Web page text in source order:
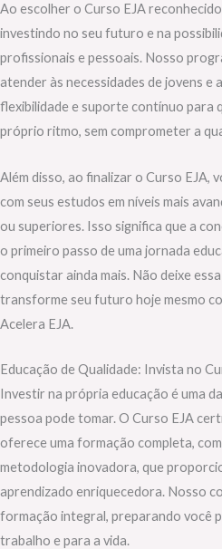
Ao escolher o Curso EJA
investindo no seu futuro e na
profissionais e pessoais. Nosso
atender às necessidades de jovens e
flexibilidade e suporte contínuo para
próprio ritmo, sem comprometer a
Além disso, ao finalizar o Curso EJA,
com seus estudos em níveis mais
ou superiores. Isso significa que a
o primeiro passo de uma jornada
conquistar ainda mais. Não deixe
transforme seu futuro hoje mesmo
Acelera EJA.
Educação de Qualidade: Invista no
Investir na própria educação é uma
pessoa pode tomar. O Curso EJA
oferece uma formação completa,
metodologia inovadora, que
aprendizado enriquecedora. Nosso
formação integral, preparando você
trabalho e para a vida.